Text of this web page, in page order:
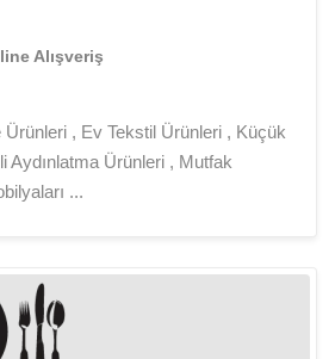
Alışveriş
, Ev Tekstil Ürünleri , Küçük
Aydınlatma Ürünleri , Mutfak
...